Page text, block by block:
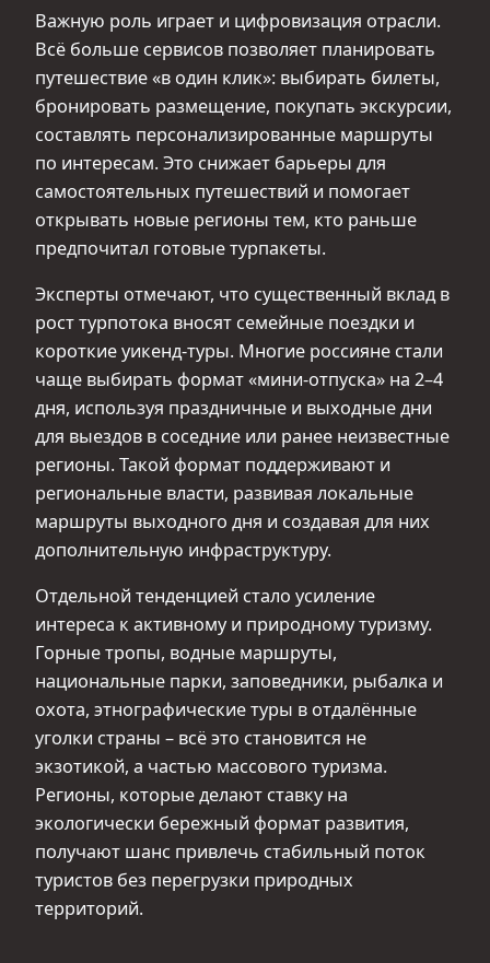
Важную роль играет и цифровизация отрасли.
Всё больше сервисов позволяет планировать
путешествие «в один клик»: выбирать билеты,
бронировать размещение, покупать экскурсии,
составлять персонализированные маршруты
по интересам. Это снижает барьеры для
самостоятельных путешествий и помогает
открывать новые регионы тем, кто раньше
предпочитал готовые турпакеты.
Эксперты отмечают, что существенный вклад в
рост турпотока вносят семейные поездки и
короткие уикенд-туры. Многие россияне стали
чаще выбирать формат «мини-отпуска» на 2–4
дня, используя праздничные и выходные дни
для выездов в соседние или ранее неизвестные
регионы. Такой формат поддерживают и
региональные власти, развивая локальные
маршруты выходного дня и создавая для них
дополнительную инфраструктуру.
Отдельной тенденцией стало усиление
интереса к активному и природному туризму.
Горные тропы, водные маршруты,
национальные парки, заповедники, рыбалка и
охота, этнографические туры в отдалённые
уголки страны – всё это становится не
экзотикой, а частью массового туризма.
Регионы, которые делают ставку на
экологически бережный формат развития,
получают шанс привлечь стабильный поток
туристов без перегрузки природных
территорий.